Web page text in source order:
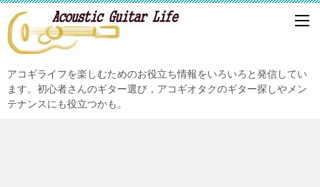
アコギライフを楽しむためのお役立ち情報をいろいろと発信してい
ます。初心者さんのギター選び，アコギオタクのギター探しやメン
テナンスにも役立つかも。